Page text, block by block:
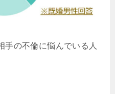
手の不倫に悩んでいる人